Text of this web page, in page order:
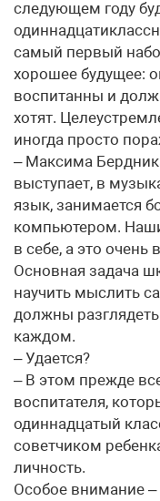
следующем году
самый первый
хорошее будущее:
воспитанны и
хотят.
иногда просто
– Максима
выступает, в
язык, занимается
компьютером.
в себе, а это
Основная задача
научить мыслить
должны
каждом.
– Удается?
– В этом прежде
воспитателя,
одиннадцатый
советчиком
личность.
Особое внимание